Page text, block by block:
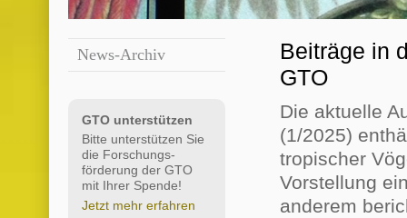
News-Archiv
GTO unterstützen
Bitte unterstützen Sie
die Forschungs-
förderung der GTO
mit Ihrer Spende!
Jetzt mehr erfahren
Beiträge in
GTO
Die aktuelle
(1/2025)
tropischer
Vorstellung
anderem